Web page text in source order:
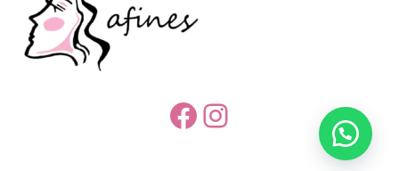
Facebook
Instagram